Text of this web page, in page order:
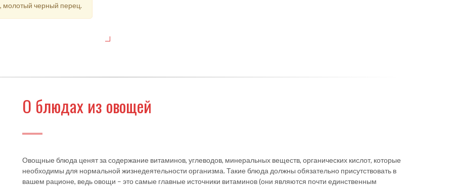
молотый черный перец.
О блюдах из овощей
Овощные блюда ценят за содержание витаминов, углеводов, минеральных веществ, органических кислот, которые
необходимы для нормальной жизнедеятельности организма. Такие блюда должны обязательно присутствовать в
вашем рационе, ведь овощи – это самые главные источники витаминов (они являются почти единственным